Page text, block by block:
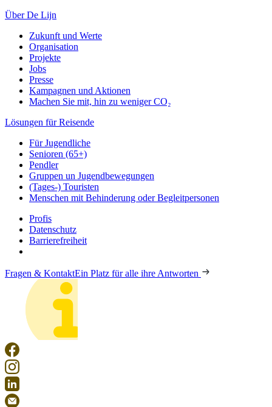
Über De Lijn
Zukunft und Werte
Organisation
Projekte
Jobs
Presse
Kampagnen und Aktionen
Machen Sie mit, hin zu weniger CO₂
Lösungen für Reisende
Für Jugendliche
Senioren (65+)
Pendler
Gruppen un Jugendbewegungen
(Tages-) Touristen
Menschen mit Behinderung oder Begleitpersonen
Profis
Datenschutz
Barrierefreiheit
Fragen & KontaktEin Platz für alle ihre Antworten